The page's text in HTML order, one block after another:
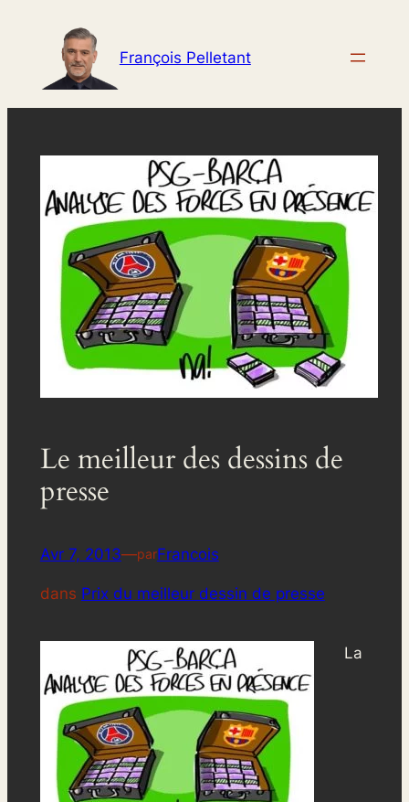
contenu
François Pelletant
Le meilleur des dessins de
presse
Avr 7, 2013—parFrancois
dans Prix du meilleur dessin de presse
La